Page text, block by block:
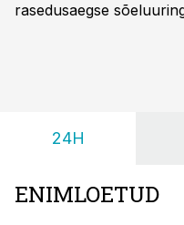
rasedusaegse
24H
ENIMLOETUD